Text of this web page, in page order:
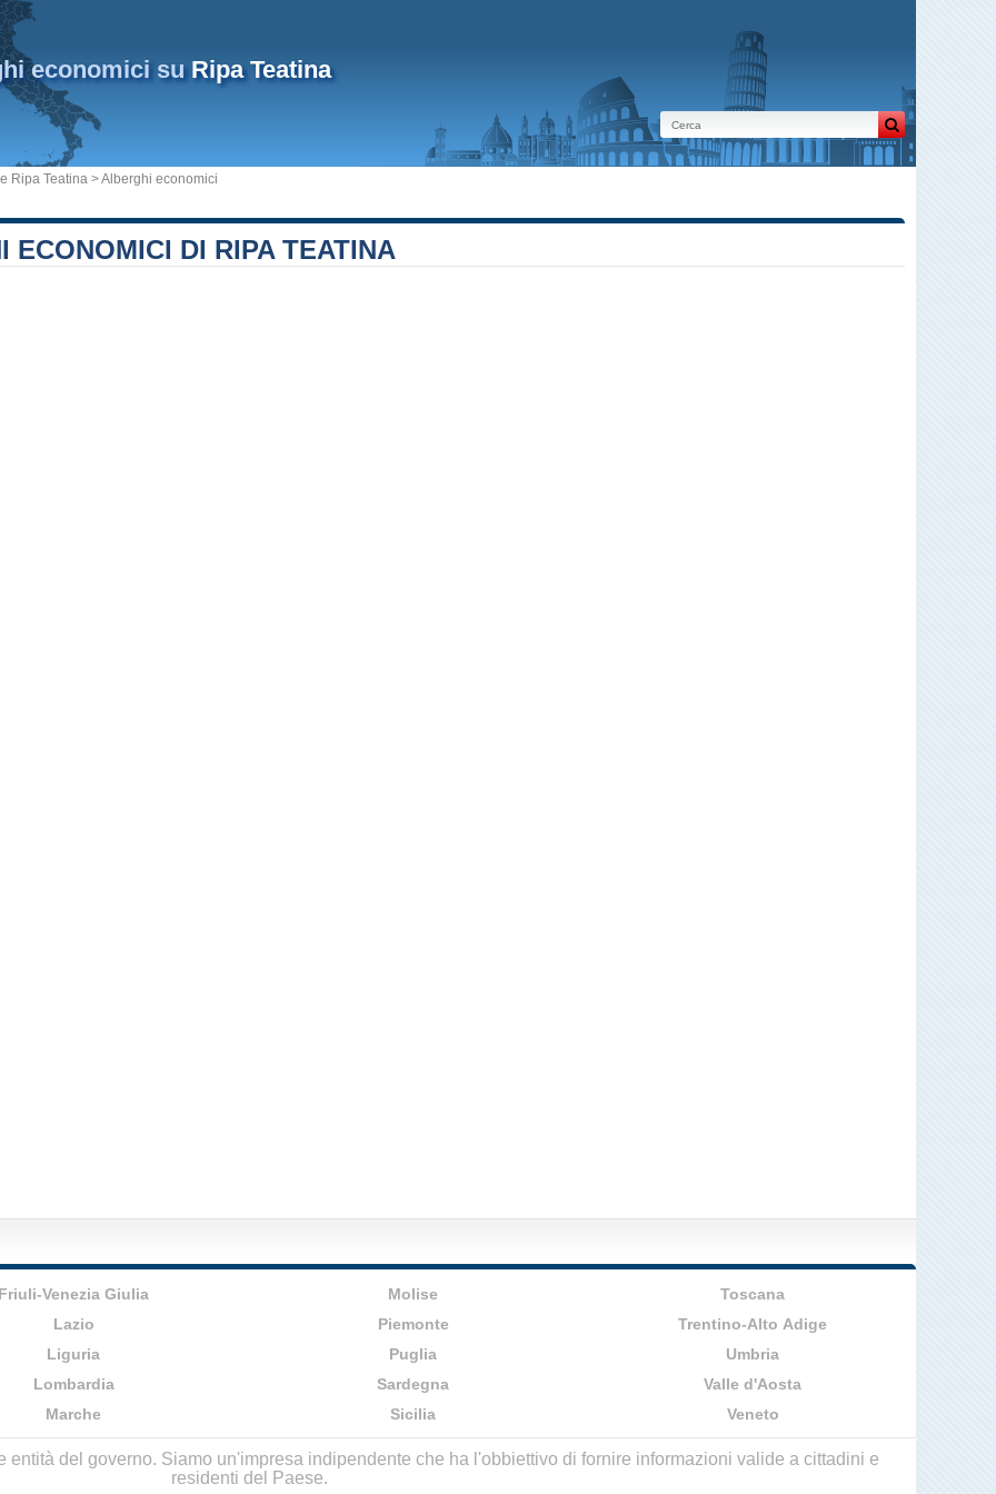
economici suRipa Teatina
Ripa Teatina > Alberghi economici
ECONOMICI DI RIPA TEATINA
Friuli-Venezia Giulia
Lazio
Liguria
Lombardia
Marche
Molise
Piemonte
Puglia
Sardegna
Sicilia
Toscana
Trentino-Alto Adige
Umbria
Valle d'Aosta
Veneto
entità del governo. Siamo un'impresa indipendente che ha l'obbiettivo di fornire informazioni valide a cittadini e
residenti del Paese.